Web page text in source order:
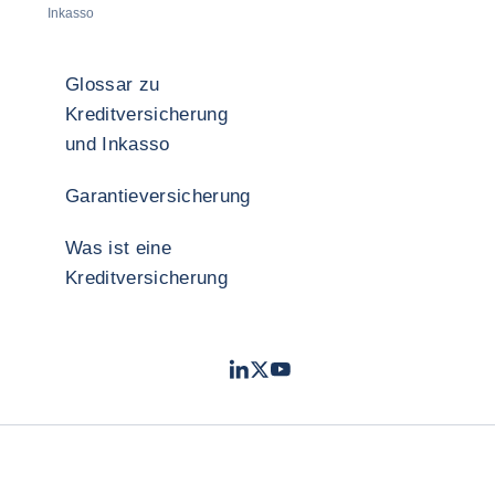
Inkasso
Glossar zu
Kreditversicherung
und Inkasso
Garantieversicherung
Was ist eine
Kreditversicherung
LinkedIn
TwitterYouTube